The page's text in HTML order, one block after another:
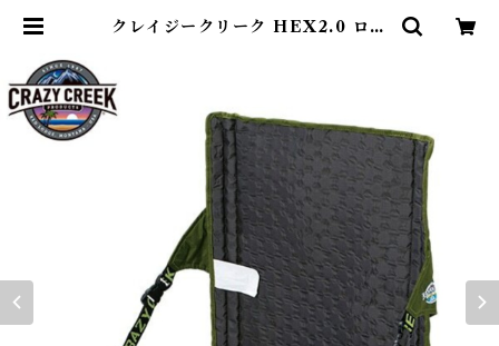
クレイジークリーク HEX2.0 ロン